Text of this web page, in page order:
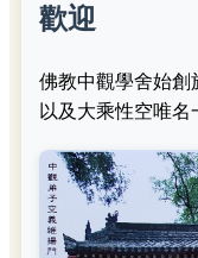
歡迎
佛教中觀學舍始創
以及大乘性空唯名